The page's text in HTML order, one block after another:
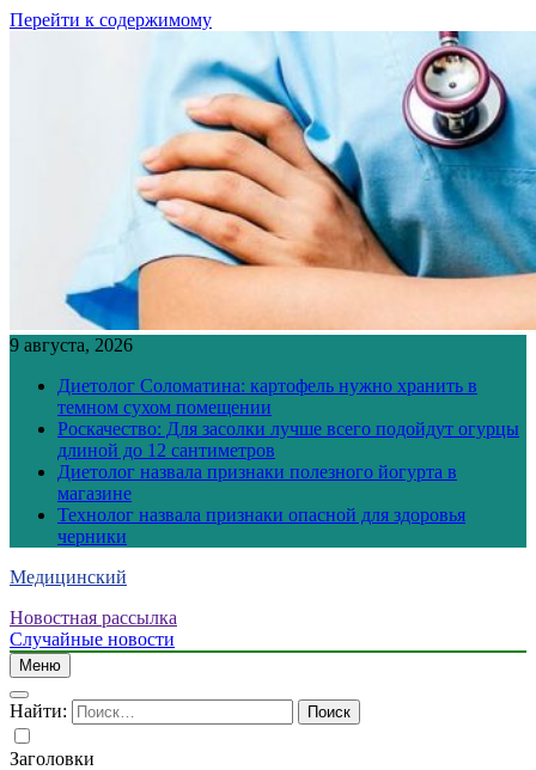
Перейти к содержимому
9 августа, 2026
Диетолог Соломатина: картофель нужно хранить в
темном сухом помещении
Роскачество: Для засолки лучше всего подойдут огурцы
длиной до 12 сантиметров
Диетолог назвала признаки полезного йогурта в
магазине
Технолог назвала признаки опасной для здоровья
черники
Медицинский
Новостная рассылка
Случайные новости
Меню
Найти:
Заголовки